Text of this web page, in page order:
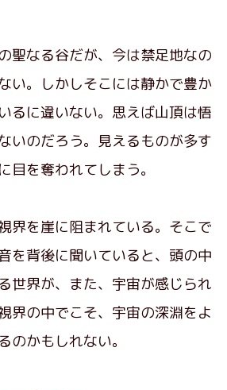
聖なる谷だが、今は禁足地なの
い。しかしそこには静かで豊か
るに違いない。思えば山頂は悟
いのだろう。見えるものが多す
目を奪われてしまう。
界を崖に阻まれている。そこで
を背後に聞いていると、頭の中
世界が、また、宇宙が感じられ
界の中でこそ、宇宙の深淵をよ
のかもしれない。